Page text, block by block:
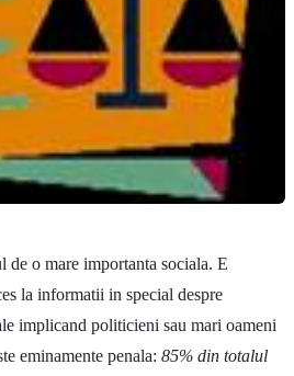
o mare importanta sociala. E
la informatii in special despre
implicand politicieni sau mari oameni
eminamente penala: 85% din totalul